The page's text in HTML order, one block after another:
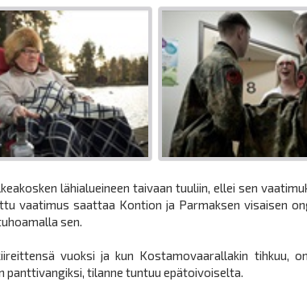
lähialueineen taivaan tuuliin, ellei sen
vaatimus saattaa Kontion ja Parmaksen visaisen
sen.
vuoksi ja kun Kostamovaarallakin tihkuu,
panttivangiksi, tilanne tuntuu epätoivoiselta.